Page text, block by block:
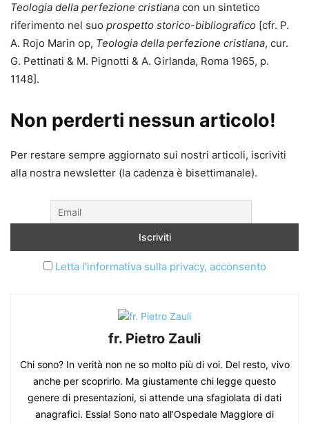
Teologia della perfezione cristiana con un sintetico
riferimento nel suo prospetto storico-bibliografico [cfr. P.
A. Rojo Marin op, Teologia della perfezione cristiana, cur.
G. Pettinati & M. Pignotti & A. Girlanda, Roma 1965, p.
1148].
Non perderti nessun articolo!
Per restare sempre aggiornato sui nostri articoli, iscriviti
alla nostra newsletter (la cadenza è bisettimanale).
Letta l'informativa sulla privacy, acconsento
fr. Pietro Zauli
Chi sono? In verità non ne so molto più di voi. Del resto, vivo
anche per scoprirlo. Ma giustamente chi legge questo
genere di presentazioni, si attende una sfagiolata di dati
anagrafici. Essia! Sono nato all’Ospedale Maggiore di